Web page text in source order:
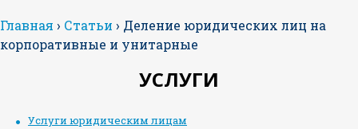
Главная › Статьи › Деление юридических лиц на
корпоративные и унитарные
УСЛУГИ
Услуги юридическим лицам